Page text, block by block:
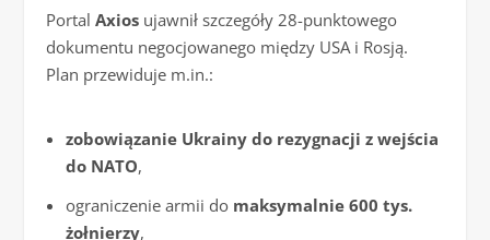
PortalAxios ujawnił szczegóły 28-punktowego
dokumentu negocjowanego między USA i Rosją.
Plan przewiduje m.in.:
zobowiązanie Ukrainy do rezygnacji z wejścia
do NATO,
ograniczenie armii do maksymalnie 600 tys.
żołnierzy,